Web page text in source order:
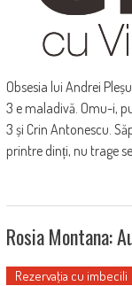
Obsesia lui Andrei
3 e maladivă. Omu-i,
3 și Crin Antonescu.
printre dinți, nu trage
Rosia Montana:
Rezervaţia cu imbecili